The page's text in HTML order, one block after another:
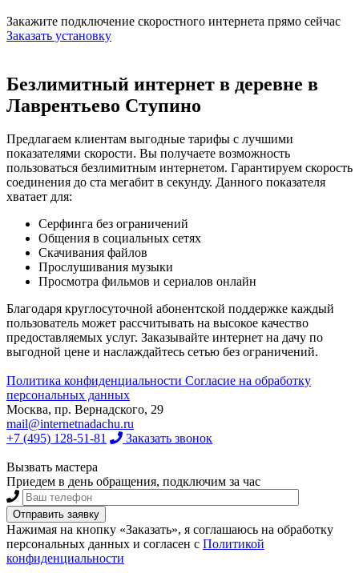
Закажите подключение скоростного интернета прямо сейчас
Заказать установку
Безлимитный интернет в деревне в
Лаврентьево Ступино
Предлагаем клиентам выгодные тарифы с лучшими
показателями скорости. Вы получаете возможность
пользоваться безлимитным интернетом. Гарантируем скорость
соединения до ста мегабит в секунду. Данного показателя
хватает для:
Серфинга без ограничений
Общения в социальных сетях
Скачивания файлов
Прослушивания музыки
Просмотра фильмов и сериалов онлайн
Благодаря круглосуточной абонентской поддержке каждый
пользователь может рассчитывать на высокое качество
предоставляемых услуг. Заказывайте интернет на дачу по
выгодной цене и наслаждайтесь сетью без ограничений.
Политика конфиденциальности Согласие на обработку
персональных данных
Москва, пр. Вернадского, 29
mail@internetnadachu.ru
+7 (495) 128-51-81
Заказать звонок
Вызвать мастера
Приедем в день обращения, подключим за час
Нажимая на кнопку «Заказать», я соглашаюсь на обработку
персональных данных и согласен с Политикой
конфиденциальности